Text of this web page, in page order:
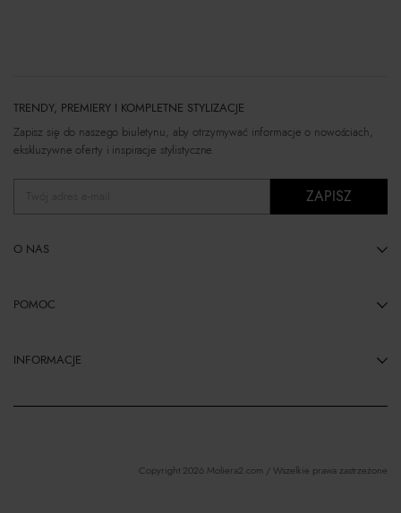
TRENDY, PREMIERY I KOMPLETNE STYLIZACJE
Zapisz się do naszego biuletynu, aby otrzymywać informacje o nowościach,
ekskluzywne oferty i inspiracje stylistyczne.
ZAPISZ
O NAS
POMOC
INFORMACJE
Copyright 2026 Moliera2.com / Wszelkie prawa zastrzeżone